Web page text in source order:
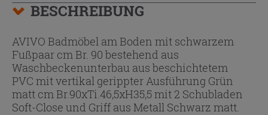
BESCHREIBUNG
AVIVO Badmöbel am Boden mit schwarzem
Fußpaar cm Br. 90 bestehend aus
Waschbeckenunterbau aus beschichtetem
PVC mit vertikal gerippter Ausführung Grün
matt cm Br.90xTi.46,5xH35,5 mit 2 Schubladen
Soft-Close und Griff aus Metall Schwarz matt.